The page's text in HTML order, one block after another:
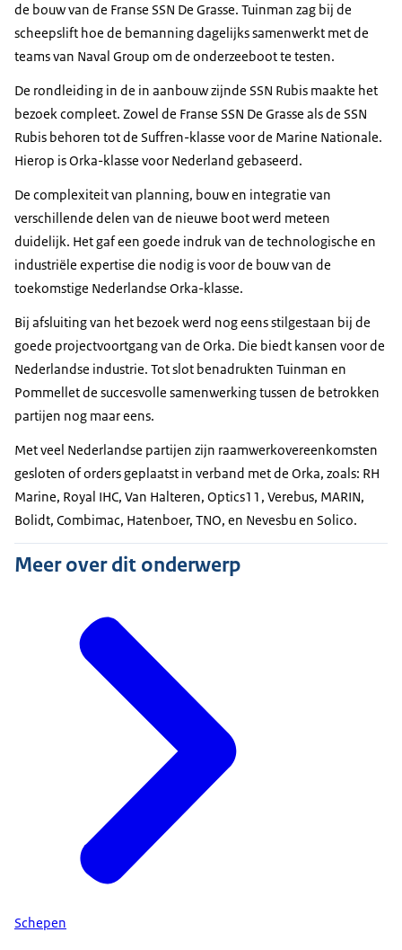
de bouw van de Franse SSN De Grasse. Tuinman zag bij de
scheepslift hoe de bemanning dagelijks samenwerkt met de
teams van Naval Group om de onderzeeboot te testen.
De rondleiding in de in aanbouw zijnde SSN Rubis maakte het
bezoek compleet. Zowel de Franse SSN De Grasse als de SSN
Rubis behoren tot de Suffren-klasse voor de Marine Nationale.
Hierop is Orka-klasse voor Nederland gebaseerd.
De complexiteit van planning, bouw en integratie van
verschillende delen van de nieuwe boot werd meteen
duidelijk. Het gaf een goede indruk van de technologische en
industriële expertise die nodig is voor de bouw van de
toekomstige Nederlandse Orka-klasse.
Bij afsluiting van het bezoek werd nog eens stilgestaan bij de
goede projectvoortgang van de Orka. Die biedt kansen voor de
Nederlandse industrie. Tot slot benadrukten Tuinman en
Pommelletde succesvolle samenwerking tussen de betrokken
partijen nog maar eens.
Met veel Nederlandse partijen zijn raamwerkovereenkomsten
gesloten of orders geplaatst in verband met de Orka, zoals: RH
Marine, Royal IHC, Van Halteren, Optics11, Verebus, MARIN,
Bolidt, Combimac, Hatenboer, TNO, en Nevesbu en Solico.
Meer over dit onderwerp
Schepen